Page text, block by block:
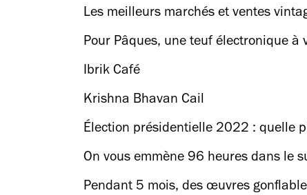
Les meilleurs marchés et ventes
Pour Pâques, une teuf électronique à
Ibrik Café
Krishna Bhavan Cail
Élection présidentielle 2022 : quelle
On vous emmène 96 heures dans le
Pendant 5 mois, des œuvres